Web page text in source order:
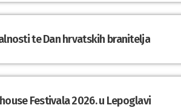
te Dan hrvatskih branitelja
Festivala 2026. u Lepoglavi